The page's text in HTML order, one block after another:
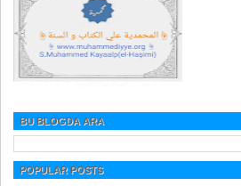
BU BLOGDA ARA
POPULAR POSTS